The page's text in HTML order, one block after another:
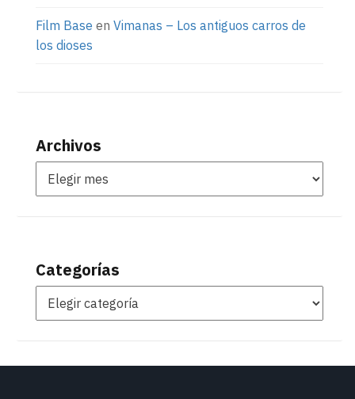
Film Base en Vimanas – Los antiguos carros de
los dioses
Archivos
Categorías